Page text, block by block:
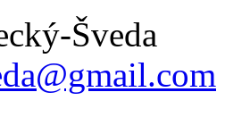
Šveda